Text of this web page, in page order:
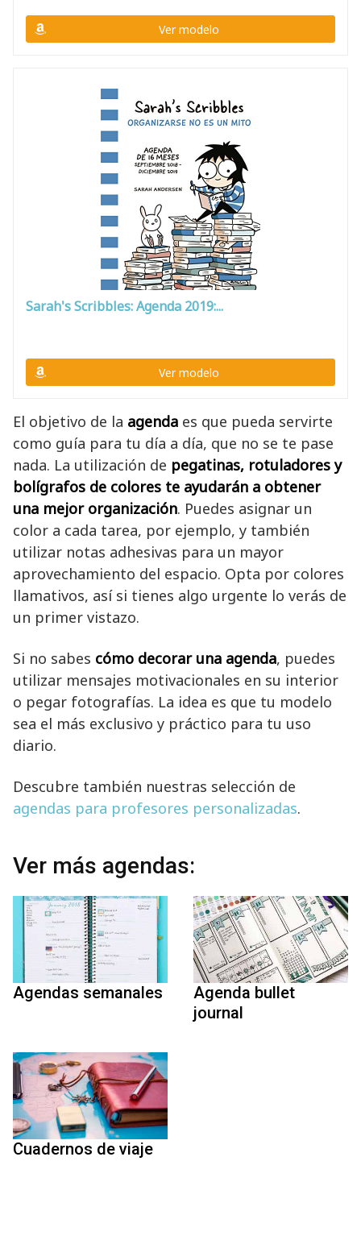
Ver modelo
Sarah's Scribbles: Agenda 2019:...
Ver modelo
El objetivo de la agenda es que pueda servirte
como guía para tu día a día, que no se te pase
nada. La utilización de pegatinas, rotuladores y
bolígrafos de colores te ayudarán a obtener
una mejor organización. Puedes asignar un
color a cada tarea, por ejemplo, y también
utilizar notas adhesivas para un mayor
aprovechamiento del espacio. Opta por colores
llamativos, así si tienes algo urgente lo verás de
un primer vistazo.
Si no sabes cómo decorar una agenda, puedes
utilizar mensajes motivacionales en su interior
o pegar fotografías. La idea es que tu modelo
sea el más exclusivo y práctico para tu uso
diario.
Descubre también nuestras selección de
agendas para profesores personalizadas.
Ver más agendas:
Agendas semanales
Agenda bullet
journal
Cuadernos de viaje